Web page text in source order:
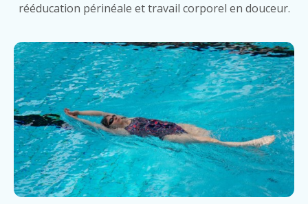
rééducation périnéale et travail corporel en douceur.